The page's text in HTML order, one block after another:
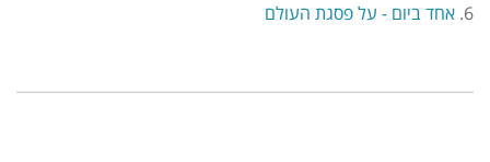
6. אחד ביום - על פסגת העולם